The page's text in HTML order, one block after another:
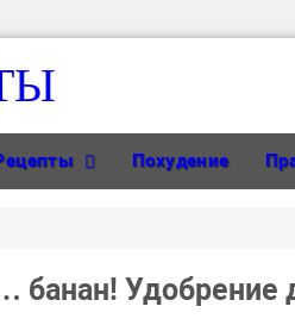
Похудение
банан! Удобрение